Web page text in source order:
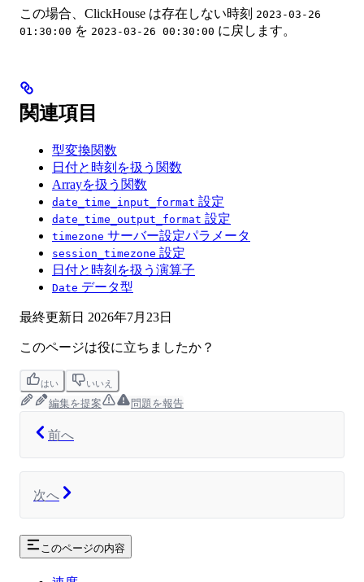
この場合、ClickHouse は存在しない時刻 2023-03-26
01:30:00 を 2023-03-26 00:30:00 に戻します。
関連項目
型変換関数
日付と時刻を扱う関数
Arrayを扱う関数
date_time_input_format 設定
date_time_output_format 設定
timezone サーバー設定パラメータ
session_timezone 設定
日付と時刻を扱う演算子
Date データ型
最終更新日 2026年7月23日
このページは役に立ちましたか？
はい いいえ
編集を提案 問題を報告
前へ
次へ
このページの内容